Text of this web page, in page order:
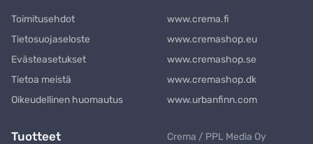
Toimitusehdot
Tietosuojaseloste
Evästeasetukset
Tietoa meistä
Oikeudellinen huomautus
www.crema.fi
www.cremashop.eu
www.cremashop.se
www.cremashop.dk
www.urbanfinn.com
Tuotteet
Crema / PPL Media Oy